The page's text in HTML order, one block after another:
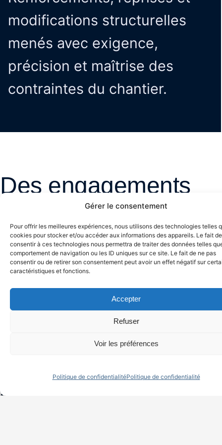
Gérer le consentement
Pour offrir les meilleures expériences, nous utilisons des technologies telles
cookies pour stocker et/ou accéder aux informations des appareils. Le fait de
consentir à ces technologies nous permettra de traiter des données telles
comportement de navigation ou les ID uniques sur ce site. Le fait de ne pas
consentir ou de retirer son consentement peut avoir un effet négatif sur
caractéristiques et fonctions.
Accepter
Refuser
Voir les préférences
Politique de confidentialitéPolitique de confidentialité
modifications structurelles
menés avec exigence,
précision et maîtrise des
contraintes du chantier.
Des engagements
du devis à la
livraison
Chez RSTS, chaque projet est
situation à
, descontraintes à
analyseret despersonnes à
accompagner